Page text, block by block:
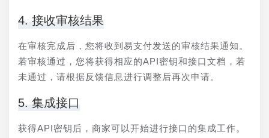
4. 接收审核结果
在审核完成后，您将收到易支付发送的审核结果通知。
若审核通过，您将获得相应的API密钥和接口文档，若
未通过，请根据反馈信息进行调整后再次申请。
5. 集成接口
获得API密钥后，商家可以开始进行接口的集成工作。